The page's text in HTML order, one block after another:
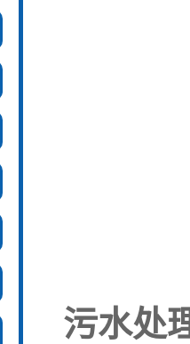
污水处